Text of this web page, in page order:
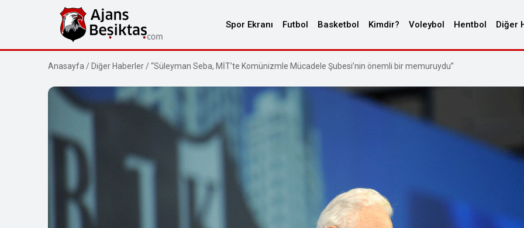
Spor Ekranı Futbol Basketbol Kimdir? Voleybol Hentbol Diğer
Anasayfa / Diğer Haberler /“Süleyman Seba, MİT’te Komünizmle Mücadele Şubesi’nin önemli bir memuruydu”